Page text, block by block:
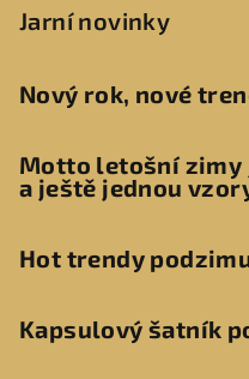
Jarní novinky
Nový rok, nové
Motto letošní zimy
a ještě jednou
Hot trendy
Kapsulový šatník